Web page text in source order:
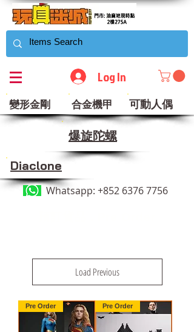
Log In
變形金剛 合金機甲 可動人偶
​爆旋陀螺
Diaclone
Whatsapp: +852 6376 7756
Load Previous
Pre Order Pre Order